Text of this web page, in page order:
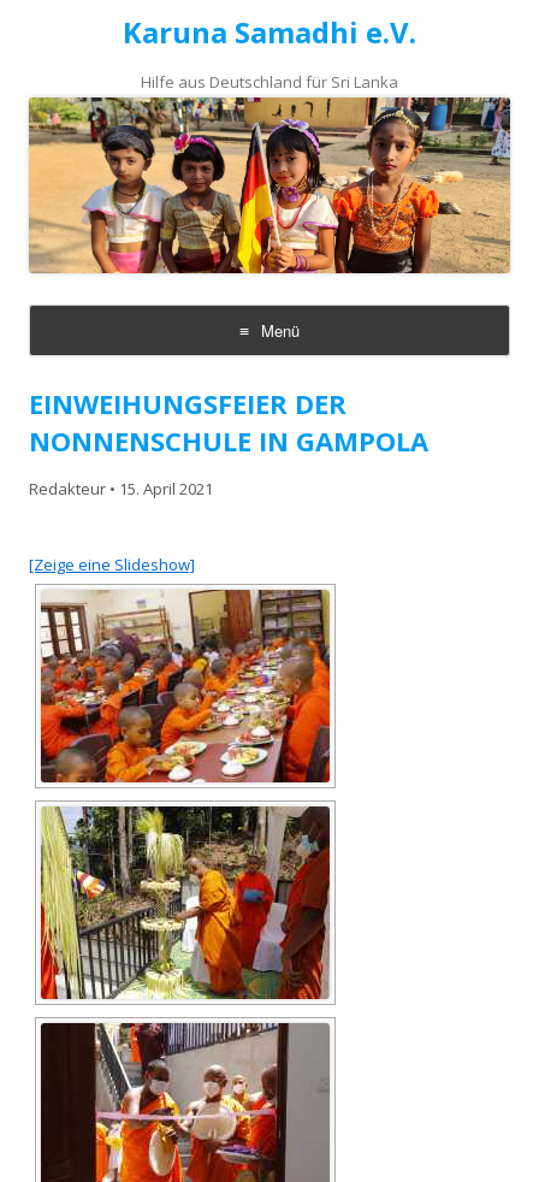
Karuna Samadhi e.V.
Hilfe aus Deutschland für Sri Lanka
Menü
Zum
springen
EINWEIHUNGSFEIER DER
NONNENSCHULE IN GAMPOLA
Redakteur • 15. April 2021
[Zeige eine Slideshow]